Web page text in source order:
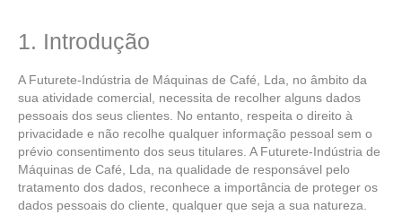
1. Introdução
A Futurete-Indústria de Máquinas de Café, Lda, no âmbito da
sua atividade comercial, necessita de recolher alguns dados
pessoais dos seus clientes. No entanto, respeita o direito à
privacidade e não recolhe qualquer informação pessoal sem o
prévio consentimento dos seus titulares. A Futurete-Indústria de
Máquinas de Café, Lda, na qualidade de responsável pelo
tratamento dos dados, reconhece a importância de proteger os
dados pessoais do cliente, qualquer que seja a sua natureza.